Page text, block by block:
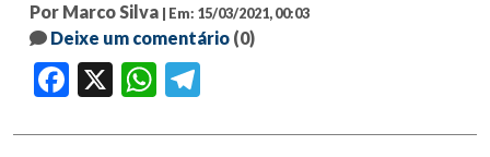
Por Marco Silva | Em: 15/03/2021, 00:03
Deixe um comentário (0)
Facebook WhatsApp